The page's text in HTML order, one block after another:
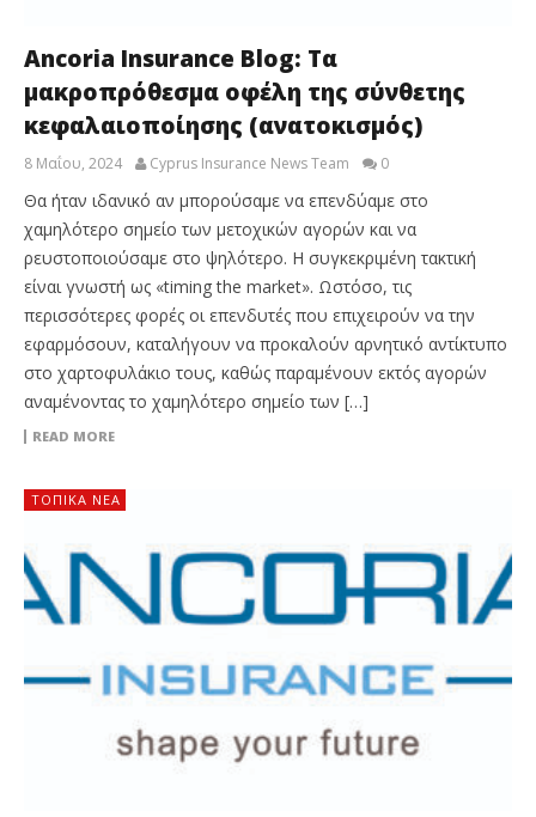
Ancoria Insurance Blog: Τα
μακροπρόθεσμα οφέλη της σύνθετης
κεφαλαιοποίησης (ανατοκισμός)
8 Μαΐου, 2024 Cyprus Insurance News Team 0
Θα ήταν ιδανικό αν μπορούσαμε να επενδύαμε στο
χαμηλότερο σημείο των μετοχικών αγορών και να
ρευστοποιούσαμε στο ψηλότερο. Η συγκεκριμένη τακτική
είναι γνωστή ως «timing the market». Ωστόσο, τις
περισσότερες φορές οι επενδυτές που επιχειρούν να την
εφαρμόσουν, καταλήγουν να προκαλούν αρνητικό αντίκτυπο
στο χαρτοφυλάκιο τους, καθώς παραμένουν εκτός αγορών
αναμένοντας το χαμηλότερο σημείο των […]
READ MORE
ΤΟΠΙΚΑ ΝΕΑ